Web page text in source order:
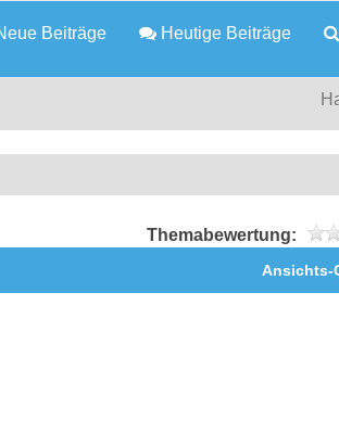
Beiträge Heutige Beiträge
Themabewertung:
Ansichts-